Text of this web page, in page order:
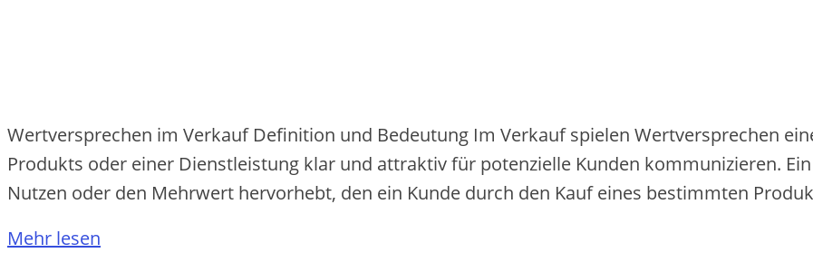
Wertversprechen im Verkauf Definition und Bedeutung Im Verkauf spielen Wertversprechen
Produkts oder einer Dienstleistung klar und attraktiv für potenzielle Kunden kommunizieren.
Nutzen oder den Mehrwert hervorhebt, den ein Kunde durch den Kauf eines bestimmten
Mehr lesen